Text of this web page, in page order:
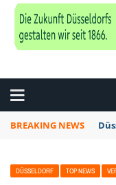
BREAKING NEWS
DÜSSELDORF TOP NEWS